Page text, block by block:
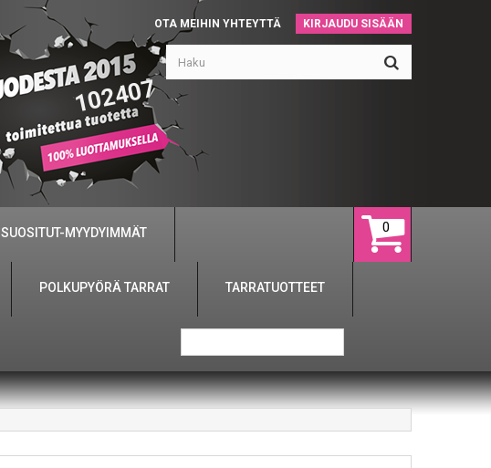
KIRJAUDU SISÄÄN
OTA MEIHIN YHTEYTTÄ
102407
0
SUOSITUT-MYYDYIMMÄT
POLKUPYÖRÄ TARRAT TARRATUOTTEET